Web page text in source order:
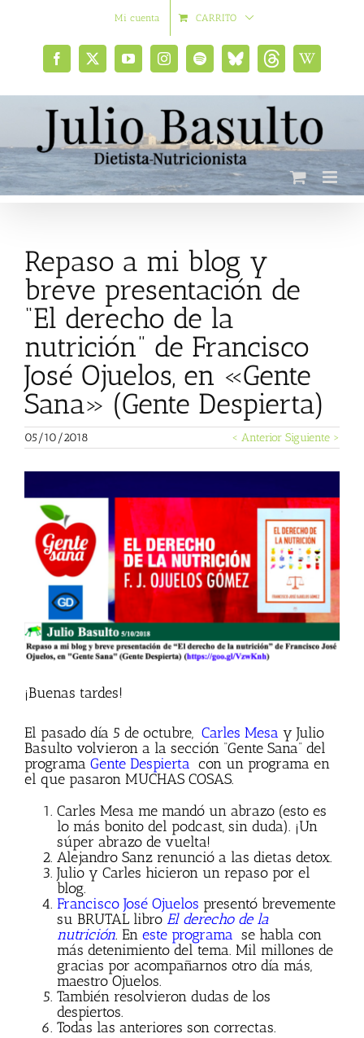
Mi cuenta CARRITO
Facebook
X YouTubeInstagramSpotifyBluesky
social
ThreadsWikipedia
Repaso a mi blog y
breve presentación de
“El derecho de la
nutrición” de Francisco
José Ojuelos, en «Gente
Sana» (Gente Despierta)
05/10/2018 < Anterior Siguiente >
imagen
más
grande
¡Buenas tardes!
El pasado día 5 de octubre, Carles Mesa y Julio
Basulto volvieron a la sección “Gente Sana” del
programa Gente Despierta con un programa en
el que pasaron MUCHAS COSAS.
Carles Mesa me mandó un abrazo (esto es
lo más bonito del podcast, sin duda). ¡Un
súper abrazo de vuelta!
Alejandro Sanz renunció a las dietas detox.
Julio y Carles hicieron un repaso por el
blog.
Francisco José Ojuelos presentó brevemente
su BRUTAL libro El derecho de la
nutrición. En este programa se habla con
más detenimiento del tema. Mil millones de
gracias por acompañarnos otro día más,
maestro Ojuelos.
También resolvieron dudas de los
despiertos.
Todas las anteriores son correctas.